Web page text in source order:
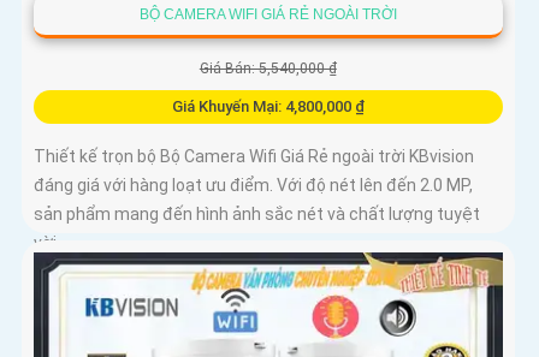
BỘ CAMERA WIFI GIÁ RẺ NGOÀI TRỜI
Giá Bán: 5,540,000 ₫
Giá Khuyến Mại: 4,800,000 ₫
Thiết kế trọn bộ Bộ Camera Wifi Giá Rẻ ngoài trời KBvision
đáng giá với hàng loạt ưu điểm. Với độ nét lên đến 2.0 MP,
sản phẩm mang đến hình ảnh sắc nét và chất lượng tuyệt
vời